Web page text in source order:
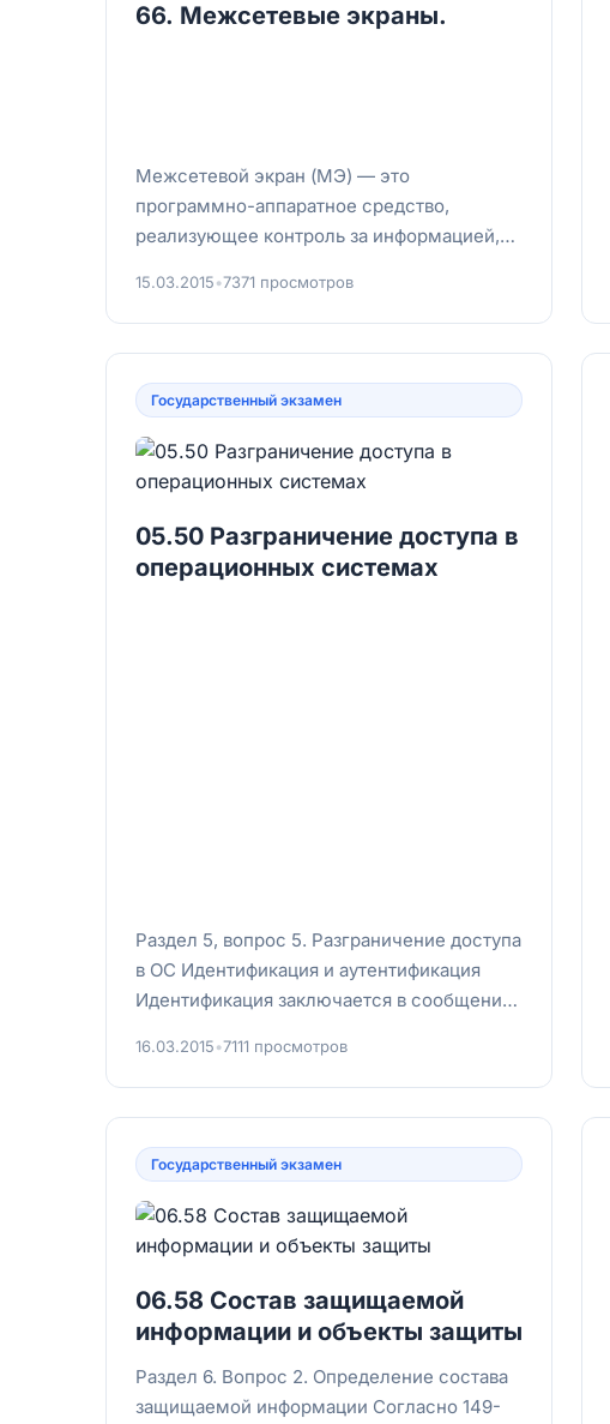
66. Межсетевые экраны.
Межсетевой экран (МЭ) — это
программно-аппаратное средство,
реализующее контроль за информацией,
нее. МЭ обеспечив...
15.03.2015•7371 просмотров
Государственный экзамен
05.50 Разграничение доступа в
операционных системах
Раздел 5, вопрос 5. Разграничение доступа
в ОС Идентификация и аутентификация
Идентификация заключается в сообщении
16.03.2015•7111 просмотров
Государственный экзамен
06.58 Состав защищаемой
информации и объекты защиты
Раздел 6. Вопрос 2. Определение состава
защищаемой информации Согласно 149-